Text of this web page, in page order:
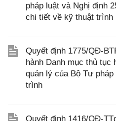
pháp luật và Nghị định
chi tiết về kỹ thuật trình
Quyết định 1775/QĐ-
hành Danh mục thủ tục
quản lý của Bộ Tư
trình
Quyết định 1416/QĐ-